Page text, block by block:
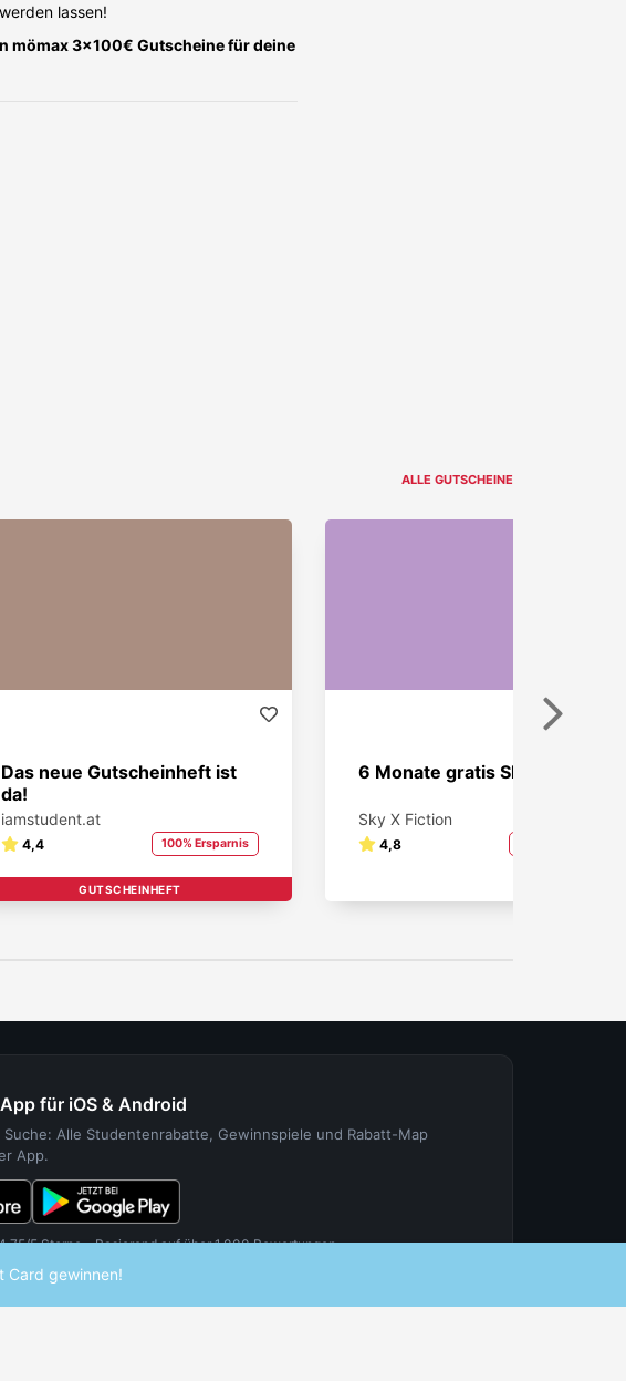
Card gewinnen!
lassen!
mömax 3x100€ Gutscheine für deine
ALLE GUTSCHEINE
Das neue Gutscheinheft ist
da!
iamstudent.at
4,4 100% Ersparnis
GUTSCHEINHEFT
6 Monate gratis Sky X Fiction!
Sky X Fiction
4,8
für iOS & Android
Suche: Alle Studentenrabatte, Gewinnspiele und Rabatt-Map
App.
5 Sterne - Basierend auf über 1.000 Bewertungen.